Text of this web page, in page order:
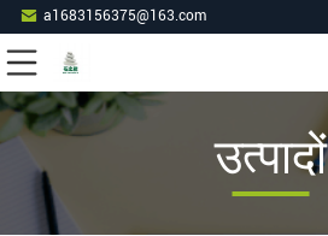
a1683156375@163.com
उत्पादों